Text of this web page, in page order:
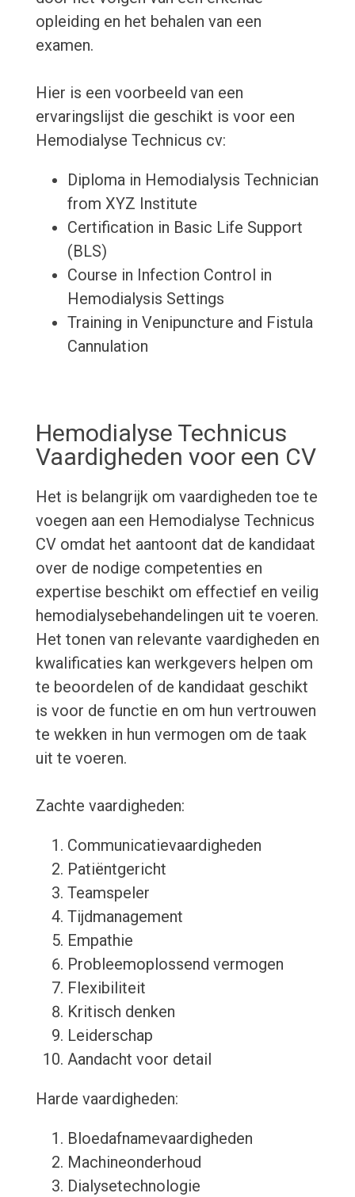
opleiding en het behalen van een
examen.
Hier is een voorbeeld van een
ervaringslijst die geschikt is voor een
Hemodialyse Technicus cv:
Diploma in Hemodialysis Technician
from XYZ Institute
Certification in Basic Life Support
(BLS)
Course in Infection Control in
Hemodialysis Settings
Training in Venipuncture and Fistula
Cannulation
Hemodialyse Technicus
Vaardigheden voor een CV
Het is belangrijk om vaardigheden toe te
voegen aan een Hemodialyse Technicus
CV omdat het aantoont dat de kandidaat
over de nodige competenties en
expertise beschikt om effectief en veilig
hemodialysebehandelingen uit te voeren.
Het tonen van relevante vaardigheden en
kwalificaties kan werkgevers helpen om
te beoordelen of de kandidaat geschikt
is voor de functie en om hun vertrouwen
te wekken in hun vermogen om de taak
uit te voeren.
Zachte vaardigheden:
Communicatievaardigheden
Patiëntgericht
Teamspeler
Tijdmanagement
Empathie
Probleemoplossend vermogen
Flexibiliteit
Kritisch denken
Leiderschap
Aandacht voor detail
Harde vaardigheden:
Bloedafnamevaardigheden
Machineonderhoud
Dialysetechnologie